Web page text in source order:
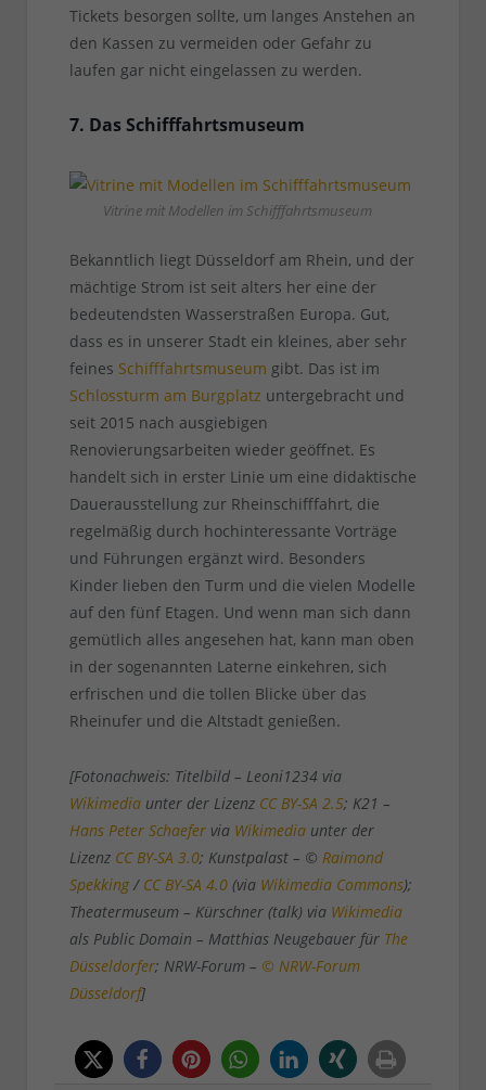
Tickets besorgen sollte, um langes Anstehen an
den Kassen zu vermeiden oder Gefahr zu
laufen gar nicht eingelassen zu werden.
7. Das Schifffahrtsmuseum
Vitrine mit Modellen im Schifffahrtsmuseum
Bekanntlich liegt Düsseldorf am Rhein, und der
mächtige Strom ist seit alters her eine der
bedeutendsten Wasserstraßen Europa. Gut,
dass es in unserer Stadt ein kleines, aber sehr
feines Schifffahrtsmuseum gibt. Das ist im
Schlossturm am Burgplatz untergebracht und
seit 2015 nach ausgiebigen
Renovierungsarbeiten wieder geöffnet. Es
handelt sich in erster Linie um eine didaktische
Dauerausstellung zur Rheinschifffahrt, die
regelmäßig durch hochinteressante Vorträge
und Führungen ergänzt wird. Besonders
Kinder lieben den Turm und die vielen Modelle
auf den fünf Etagen. Und wenn man sich dann
gemütlich alles angesehen hat, kann man oben
in der sogenannten Laterne einkehren, sich
erfrischen und die tollen Blicke über das
Rheinufer und die Altstadt genießen.
[Fotonachweis: Titelbild – Leoni1234 via
Wikimediaunter der Lizenz CC BY-SA 2.5; K21 –
Hans Peter Schaefervia Wikimediaunter der
Lizenz CC BY-SA 3.0; Kunstpalast – © Raimond
Spekking/ CC BY-SA 4.0(via Wikimedia Commons);
Theatermuseum – Kürschner (talk) via Wikimedia
als Public Domain – Matthias Neugebauer für The
Düsseldorfer; NRW-Forum – © NRW-Forum
Düsseldorf]